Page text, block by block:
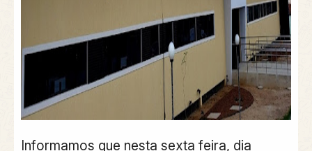
Informamos que nesta sexta feira, dia